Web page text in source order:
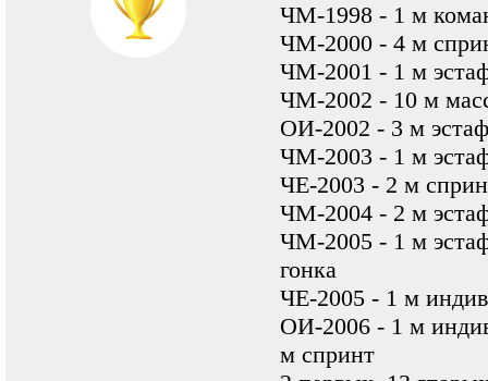
ЧМ-1998 - 1 м
ЧМ-2000 - 4 м
ЧМ-2001 - 1 м
ЧМ-2002 - 10 м
ОИ-2002 - 3 м
ЧМ-2003 - 1 м
ЧЕ-2003 - 2 м
ЧМ-2004 - 2 м
ЧМ-2005 - 1 м
гонка
ЧЕ-2005 - 1 м
ОИ-2006 - 1 м
м спринт